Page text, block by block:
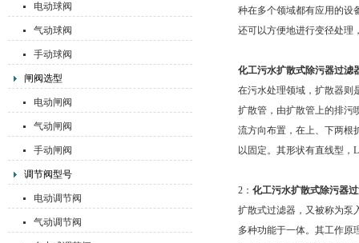
电动球阀
气动球阀
手动球阀
闸阀选型
电动闸阀
气动闸阀
手动闸阀
调节阀型号
电动调节阀
气动调节阀
种在多个领域都有应用的设
还可以方便地进行变径处理
化工污水扩散式除污器过滤
在污水处理领域，扩散器则
扩散管，由扩散管上的排污
流方向布置，在上、下两根
以固定。其形状有直线型，
2： 化工污水扩散式除污器
扩散式过滤器，又被称为泵
多种功能于一体。其工作原